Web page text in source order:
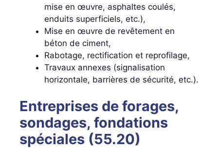
mise en œuvre, asphaltes coulés,
enduits superficiels, etc.),
Mise en œuvre de revêtement en
béton de ciment,
Rabotage, rectification et reprofilage,
Travaux annexes (signalisation
horizontale, barrières de sécurité, etc.).
Entreprises de forages,
sondages, fondations
spéciales (55.20)